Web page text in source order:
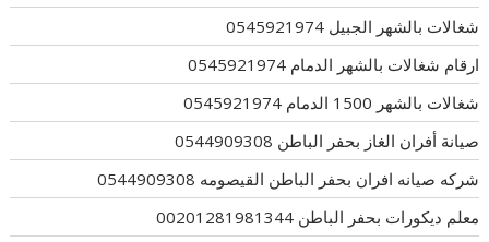
شغالات بالشهر الجبيل 0545921974
ارقام شغالات بالشهر الدمام 0545921974
شغالات بالشهر 1500 الدمام 0545921974
صيانة أفران الغاز بحفر الباطن 0544909308
شركه صيانه افران بحفر الباطن القيصومه 0544909308
معلم ديكورات بحفر الباطن 00201281981344